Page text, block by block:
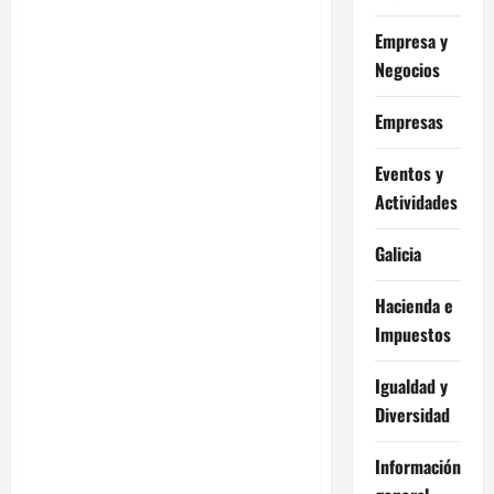
Empresa y
Negocios
Empresas
Eventos y
Actividades
Galicia
Hacienda e
Impuestos
Igualdad y
Diversidad
Información